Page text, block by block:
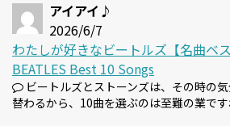
アイアイ♪
2026/6/7
わたしが好きなビートルズ【名曲ベ
BEATLES Best 10 Songs
ビートルズとストーンズは、その時の
替わるから、10曲を選ぶのは至難の業です